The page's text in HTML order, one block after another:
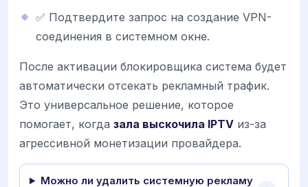
✅ Подтвердите запрос на создание VPN-
соединения в системном окне.
После активации блокировщика система будет
автоматически отсекать рекламный трафик.
Это универсальное решение, которое
помогает, когда зала выскочила IPTV из-за
агрессивной монетизации провайдера.
Можно ли удалить системную рекламу